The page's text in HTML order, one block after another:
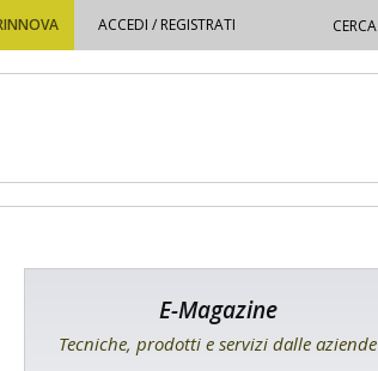
ACCEDI / REGISTRATI
E-Magazine
Tecniche, prodotti e servizi dalle aziende